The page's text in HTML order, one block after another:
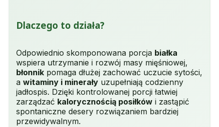
Dlaczego to działa?
Odpowiednio skomponowana porcja białka
wspiera utrzymanie i rozwój masy mięśniowej,
błonnik pomaga dłużej zachować uczucie sytości,
a witaminy i minerały uzupełniają codzienny
jadłospis. Dzięki kontrolowanej porcji łatwiej
zarządzać kalorycznością posiłków i zastąpić
spontaniczne desery rozwiązaniem bardziej
przewidywalnym.